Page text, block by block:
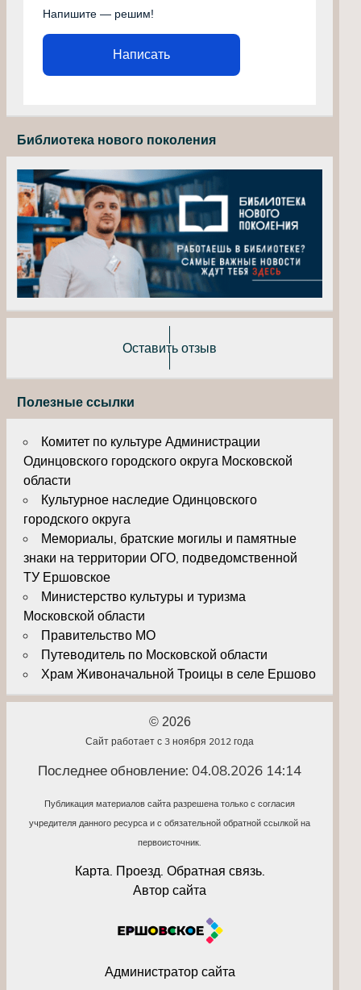
Напишите — решим!
Написать
Библиотека нового поколения
Оставить отзыв
Полезные ссылки
Комитет по культуре Администрации
Одинцовского городского округа Московской
области
Культурное наследие Одинцовского
городского округа
Мемориалы, братские могилы и памятные
знаки на территории ОГО, подведомственной
ТУ Ершовское
Министерство культуры и туризма
Московской области
Правительство МО
Путеводитель по Московской области
Храм Живоначальной Троицы в селе Ершово
© 2026
Сайт работает с 3 ноября 2012 года
Последнее обновление: 04.08.2026 14:14
Публикация материалов сайта разрешена только с согласия
учредителя данного ресурса и с обязательной обратной ссылкой на
первоисточник.
Карта. Проезд. Обратная связь.
Автор сайта
Администратор сайта